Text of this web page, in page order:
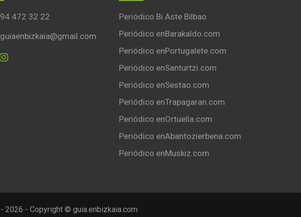
94 472 32 22
guiaenbizkaia@gmail.com
Periódico Bi Aste Bilbao
Periódico enBarakaldo.com
Periódico enPortugalete.com
Periódico enSanturtzi.com
Periódico enSestao.com
Periódico enTrapagaran.com
Periódico enOrtuella.com
Periódico enAbantozierbena.com
Periódico enMuskiz.com
- 2026 - Copyright © guia.enbizkaia.com